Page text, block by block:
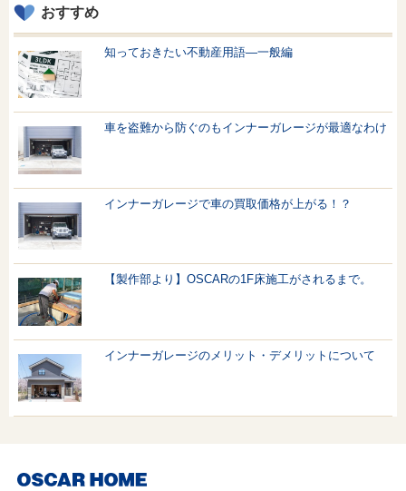
おすすめ
知っておきたい不動産用語—一般編
車を盗難から防ぐのもインナーガレージが最適なわけ
インナーガレージで車の買取価格が上がる！？
【製作部より】OSCARの1F床施工がされるまで。
インナーガレージのメリット・デメリットについて